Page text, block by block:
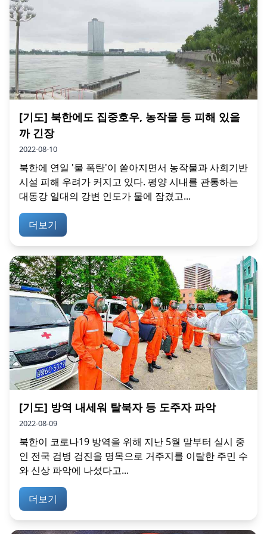
[기도] 북한에도 집중호우, 농작물 등 피해 있을
까 긴장
2022-08-10
북한에 연일 '물 폭탄'이 쏟아지면서 농작물과 사회기반
시설 피해 우려가 커지고 있다. 평양 시내를 관통하는
대동강 일대의 강변 인도가 물에 잠겼고...
더보기
[기도] 방역 내세워 탈북자 등 도주자 파악
2022-08-09
북한이 코로나19 방역을 위해 지난 5월 말부터 실시 중
인 전국 검병 검진을 명목으로 거주지를 이탈한 주민 수
와 신상 파악에 나섰다고...
더보기